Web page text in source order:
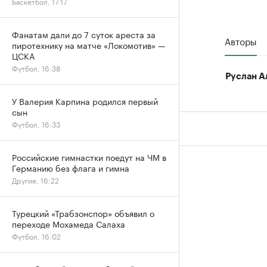
Авторы
Руслан
Фанатам дали до 7 суток ареста за
пиротехнику на матче «Локомотив» —
ЦСКА
Футбол, 16:38
У Валерия Карпина родился первый
сын
Футбол, 16:33
Российские гимнастки поедут на ЧМ в
Германию без флага и гимна
Другие, 16:22
Турецкий «Трабзонспор» объявил о
переходе Мохамеда Салаха
Футбол, 16:02